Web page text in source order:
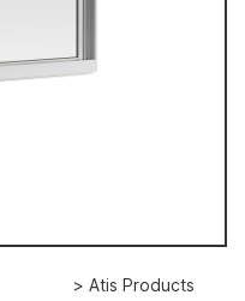
> Atis Products